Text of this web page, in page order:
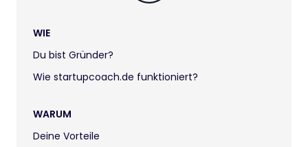
WIE
Du bist Gründer?
Wie startupcoach.de funktioniert?
WARUM
Deine Vorteile